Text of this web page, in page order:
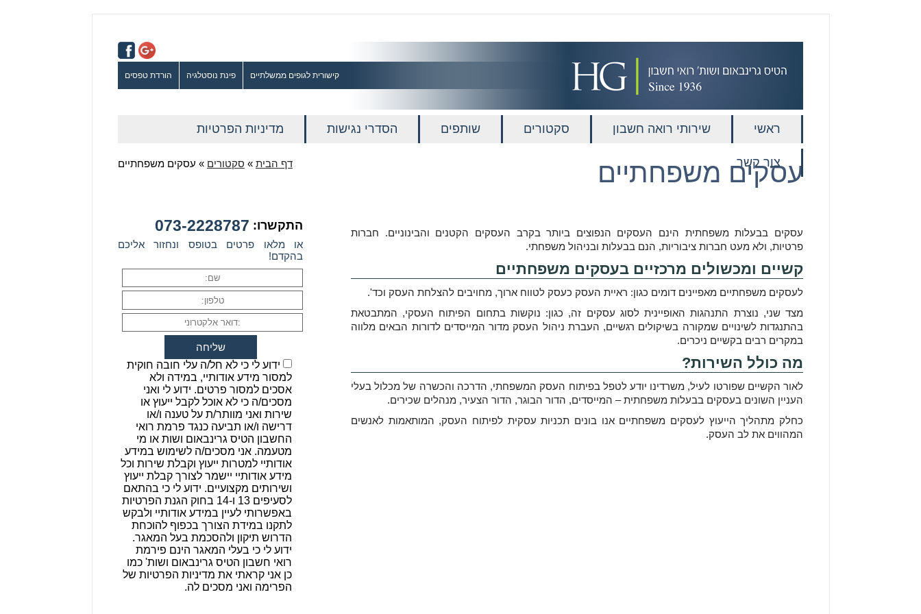
הורדת טפסים פינת נוסטלגיה קישורית לגופים ממשלתיים
ראשי שירותי רואה חשבון סקטורים שותפים הסדרי נגישות מדיניות הפרטיות
צור קשר
עסקים משפחתיים דף הבית » סקטורים » עסקים משפחתיים
עסקים בבעלות משפחתית הינם העסקים הנפוצים ביותר בקרב העסקים הקטנים והבינוניים. חברות
פרטיות, ולא מעט חברות ציבוריות, הנם בבעלות ובניהול משפחתי.
קשיים ומכשולים מרכזיים בעסקים משפחתיים
לעסקים משפחתיים מאפיינים דומים כגון: ראיית העסק כעסק לטווח ארוך, מחויבים להצלחת העסק וכד'.
מצד שני, נוצרת התנהגות האופיינית לסוג עסקים זה, כגון: נוקשות בתחום הפיתוח העסקי, המתבטאת
בהתנגדות לשינויים שמקורה בשיקולים רגשיים, העברת ניהול העסק מדור המייסדים לדורות הבאים מלווה
במקרים רבים בקשיים ניכרים.
מה כולל השירות?
לאור הקשיים שפורטו לעיל, משרדינו יודע לטפל בפיתוח העסק המשפחתי, הדרכה והכשרה של מכלול בעלי
העניין השונים בעסקים בבעלות משפחתית – המייסדים, הדור הבוגר, הדור הצעיר, מנהלים שכירים.
כחלק מתהליך הייעוץ לעסקים משפחתיים אנו בונים תכניות עסקית לפיתוח העסק, המותאמות לאנשים
המהווים את לב העסק.
התקשרו: 073-2228787
או מלאו פרטים בטופס ונחזור אליכם
בהקדם!
ידוע לי כי לא חל/ה עלי חובה חוקית
למסור מידע אודותיי, במידה ולא
אסכים למסור פרטים. ידוע לי ואני
מסכים/ה כי לא אוכל לקבל ייעוץ או
שירות ואני מוותר/ת על טענה ו/או
דרישה ו/או תביעה כנגד פרמת רואי
החשבון הטיס גרינבאום ושות או מי
מטעמה. אני מסכים/ה לשימוש במידע
אודותיי למטרות ייעוץ וקבלת שירות וכל
מידע אודותיי יישמר לצורך קבלת ייעוץ
ושירותים מקצועיים. ידוע לי כי בהתאם
לסעיפים 13 ו-14 בחוק הגנת הפרטיות
באפשרותי לעיין במידע אודותיי ולבקש
לתקנו במידת הצורך בכפוף להוכחת
הדרוש תיקון ולהסכמת בעל המאגר.
ידוע לי כי בעלי המאגר הינם פירמת
רואי חשבון הטיס גרינבאום ושות' כמו
כן אני קראתי את מדיניות הפרטיות של
הפרימה ואני מסכים לה.